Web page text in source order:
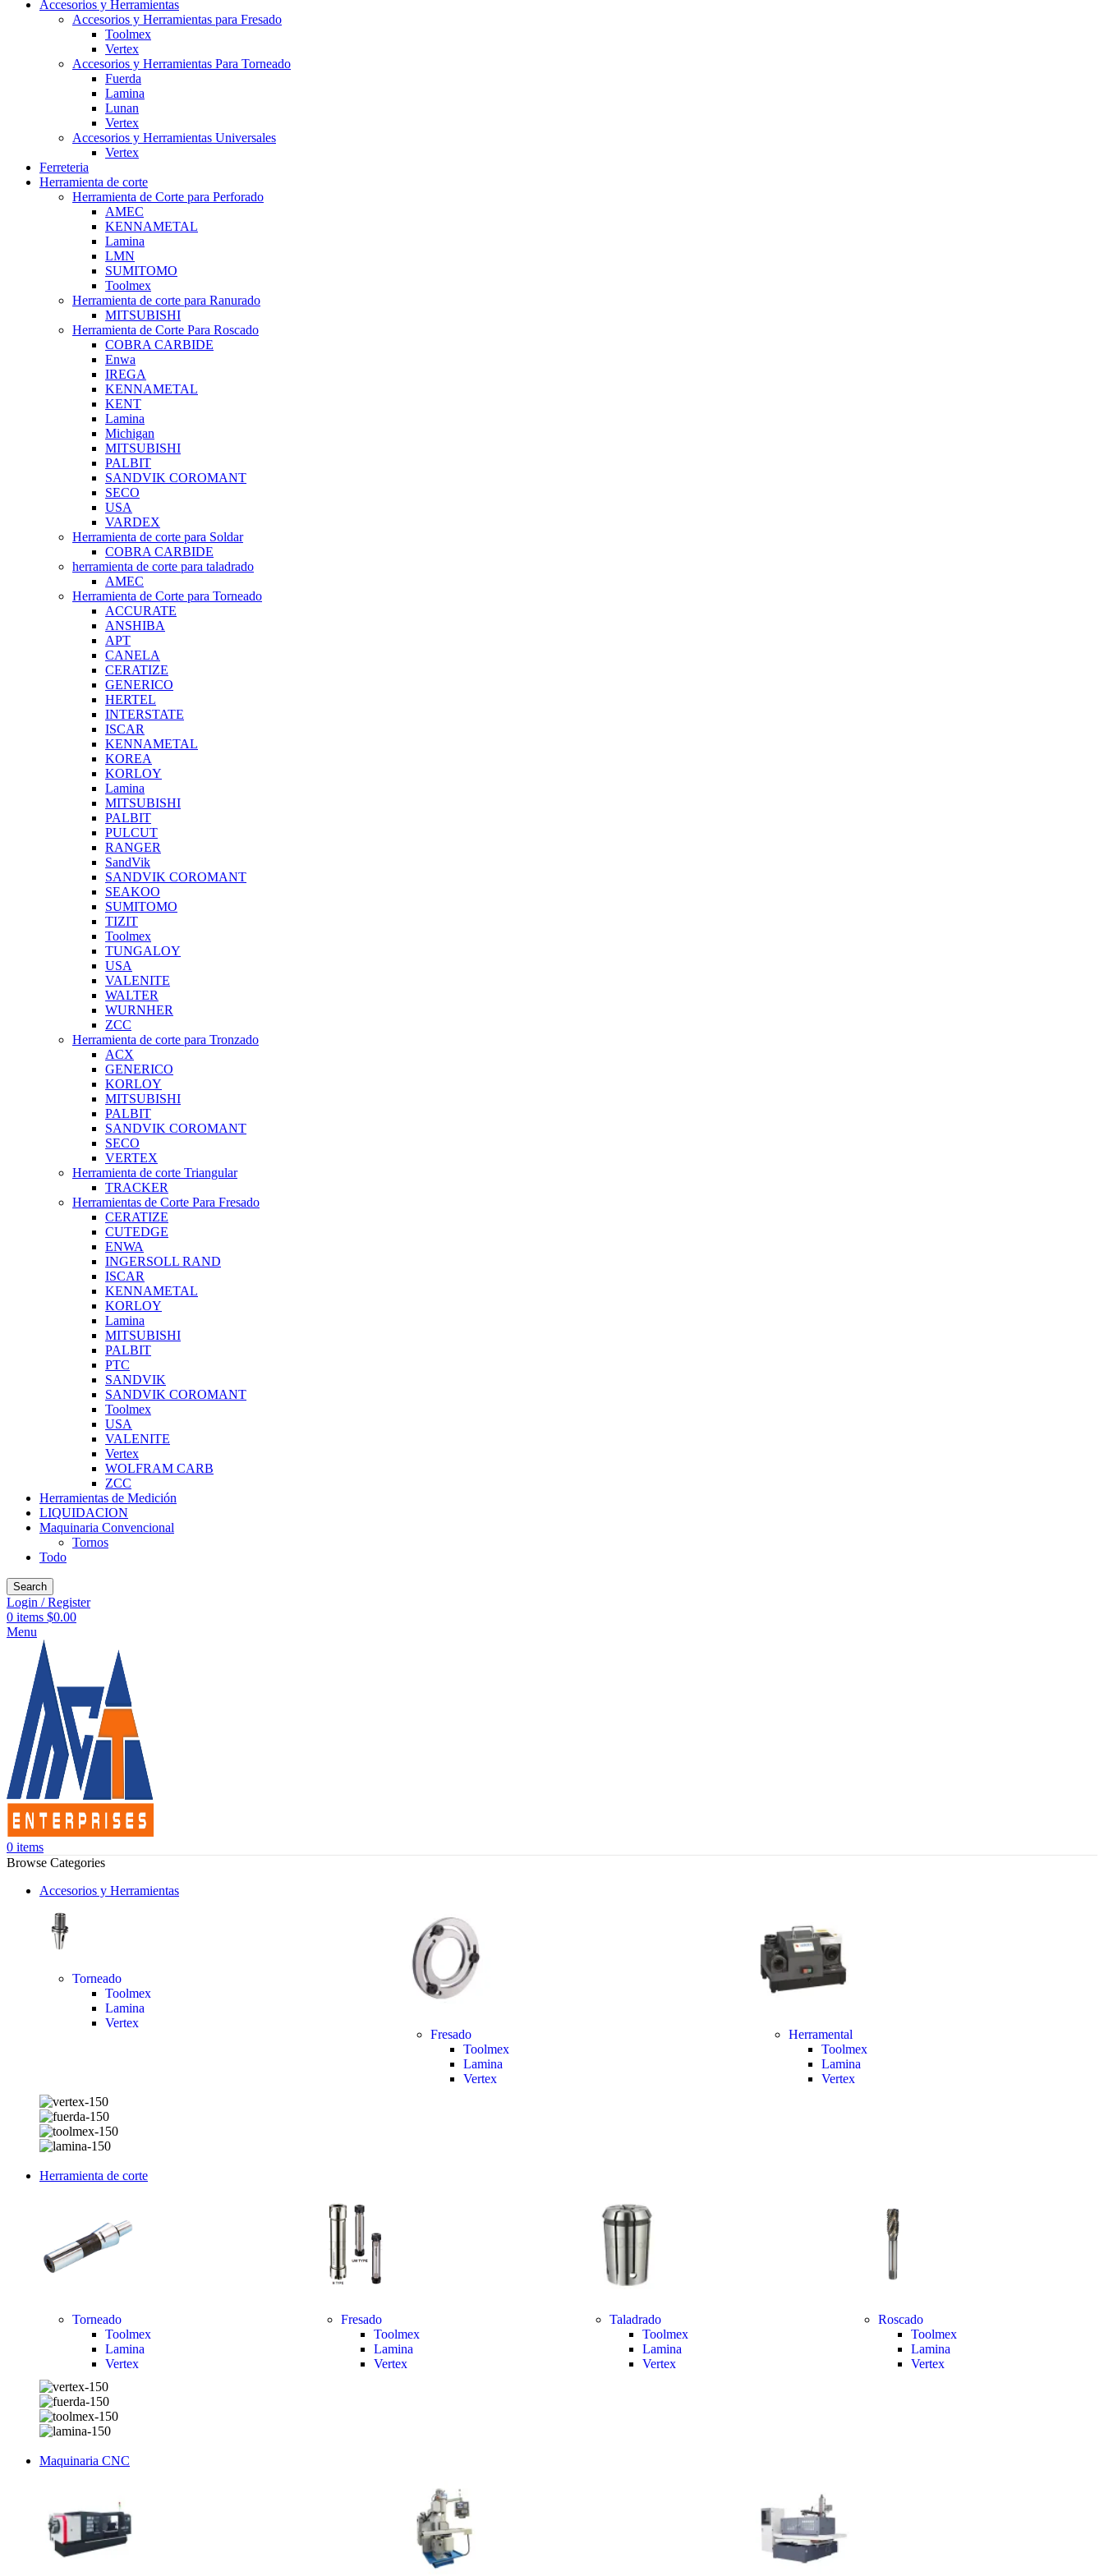
Accesorios y Herramientas
Accesorios y Herramientas para Fresado
Toolmex
Vertex
Accesorios y Herramientas Para Torneado
Fuerda
Lamina
Lunan
Vertex
Accesorios y Herramientas Universales
Vertex
Ferreteria
Herramienta de corte
Herramienta de Corte para Perforado
AMEC
KENNAMETAL
Lamina
LMN
SUMITOMO
Toolmex
Herramienta de corte para Ranurado
MITSUBISHI
Herramienta de Corte Para Roscado
COBRA CARBIDE
Enwa
IREGA
KENNAMETAL
KENT
Lamina
Michigan
MITSUBISHI
PALBIT
SANDVIK COROMANT
SECO
USA
VARDEX
Herramienta de corte para Soldar
COBRA CARBIDE
herramienta de corte para taladrado
AMEC
Herramienta de Corte para Torneado
ACCURATE
ANSHIBA
APT
CANELA
CERATIZE
GENERICO
HERTEL
INTERSTATE
ISCAR
KENNAMETAL
KOREA
KORLOY
Lamina
MITSUBISHI
PALBIT
PULCUT
RANGER
SandVik
SANDVIK COROMANT
SEAKOO
SUMITOMO
TIZIT
Toolmex
TUNGALOY
USA
VALENITE
WALTER
WURNHER
ZCC
Herramienta de corte para Tronzado
ACX
GENERICO
KORLOY
MITSUBISHI
PALBIT
SANDVIK COROMANT
SECO
VERTEX
Herramienta de corte Triangular
TRACKER
Herramientas de Corte Para Fresado
CERATIZE
CUTEDGE
ENWA
INGERSOLL RAND
ISCAR
KENNAMETAL
KORLOY
Lamina
MITSUBISHI
PALBIT
PTC
SANDVIK
SANDVIK COROMANT
Toolmex
USA
VALENITE
Vertex
WOLFRAM CARB
ZCC
Herramientas de Medición
LIQUIDACION
Maquinaria Convencional
Tornos
Todo
Search
Login / Register
0 items $0.00
Menu
0 items
Browse Categories
Accesorios y Herramientas
Torneado
Toolmex
Lamina
Vertex
Fresado
Toolmex
Lamina
Vertex
Herramental
Toolmex
Lamina
Vertex
Herramienta de corte
Torneado
Toolmex
Lamina
Vertex
Fresado
Toolmex
Lamina
Vertex
Taladrado
Toolmex
Lamina
Vertex
Roscado
Toolmex
Lamina
Vertex
Maquinaria CNC